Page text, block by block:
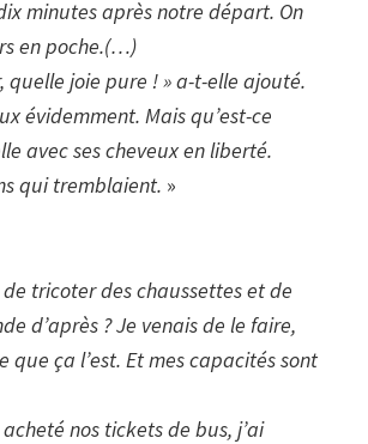
minutes après notre départ. On
en poche.(…)
quelle joie pure ! » a-t-elle ajouté.
évidemment. Mais qu’est-ce
avec ses cheveux en liberté.
qui tremblaient. »
de tricoter des chaussettes et de
d’après ? Je venais de le faire,
que ça l’est. Et mes capacités sont
nos tickets de bus, j’ai